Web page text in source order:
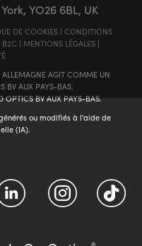
YO26 6BL, UK
DE COOKIES| CONDITIONS
B2C | MENTIONS LÉGALES|
AGIT COMME UN
BV AUX PAYS-BAS.
OPTICS BV AUX PAYS-BAS.
ou modifiés à l'aide de
(IA).
®